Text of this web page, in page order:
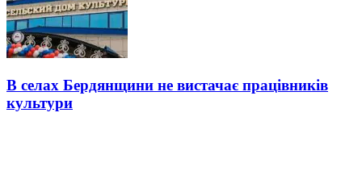
В селах Бердянщини не вистачає працівників
культури